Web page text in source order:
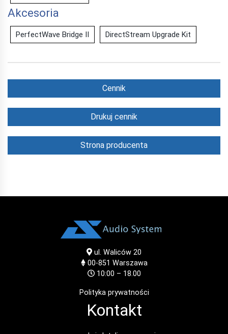
Akcesoria
PerfectWave Bridge II DirectStream Upgrade Kit
Cennik
Drukuj cennik
Strona producenta
ul. Waliców 20
00-851 Warszawa
10:00 – 18.00
Polityka prywatności
Kontakt